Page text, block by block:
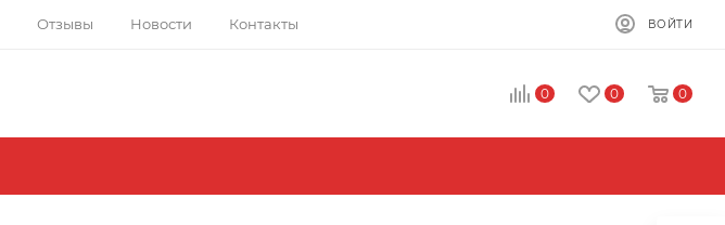
Отзывы Новости Контакты ВОЙТИ
0 0 0